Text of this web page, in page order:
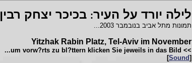
לילה יורד על העיר: בכיכר יצחק רבין
תמונות מתל אביב בנובמבר 2003...
Yitzhak Rabin Platz, Tel-Aviv im November
>> um vorw?rts zu bl?ttern klicken Sie jeweils in das Bild...
[
Sound
]